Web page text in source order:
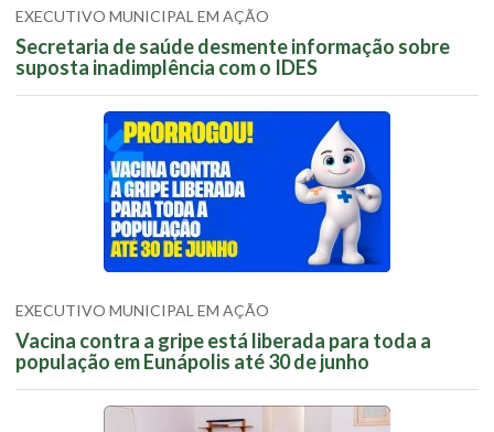
EXECUTIVO MUNICIPAL EM AÇÃO
Secretaria de saúde desmente informação sobre
suposta inadimplência com o IDES
EXECUTIVO MUNICIPAL EM AÇÃO
Vacina contra a gripe está liberada para toda a
população em Eunápolis até 30 de junho